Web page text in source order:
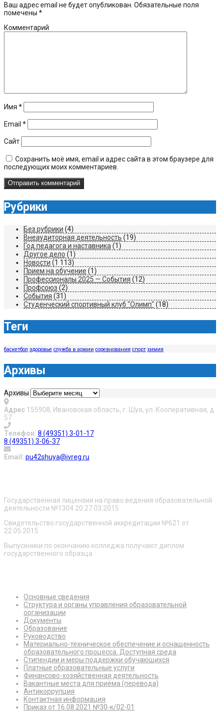
Ваш адрес email не будет опубликован. Обязательные поля
помечены *
Комментарий
Имя *
Email *
Сайт
Сохранить моё имя, email и адрес сайта в этом браузере для
последующих моих комментариев.
Рубрики
Без рубрики (4)
Внеаудиторная деятельность (19)
Год педагога и наставника (1)
Другое дело (1)
Новости (1 113)
Прием на обучение (1)
Профессионалы 2025 — События (12)
Профсоюз (2)
События (31)
Студенческий спортивный клуб "Олимп" (18)
Теги
баскетбол здоровье служба в армии соревнования спорт химия
Архивы
Архивы
Адрес 155908, Ивановская область, г. Шуя, ул. Кооперативная, д.
57
Телефон: 8 (49351) 3-01-17
8 (49351) 3-06-37
Email: pu42shuya@ivreg.ru
Государственная лицензия на право ведения образовательной
деятельности №1304 20 27.03.2015
Свидетельство государственной аккредитации №621 от
22.05.2015
Выпускники по окончанию колледжа получают диплом
государственного образца
Основные сведения
Структура и органы управления образовательной
организации
Документы
Образование
Руководство
Материально-техническое обеспечение и оснащенность
образовательного процесса. Доступная среда
Стипендии и меры поддержки обучающихся
Платные образовательные услуги
Финансово-хозяйственная деятельность
Вакантные места для приёма (перевода)
Антикоррупция
Контактная информация
Приказ от 16.08.2021 №30-к/02-01